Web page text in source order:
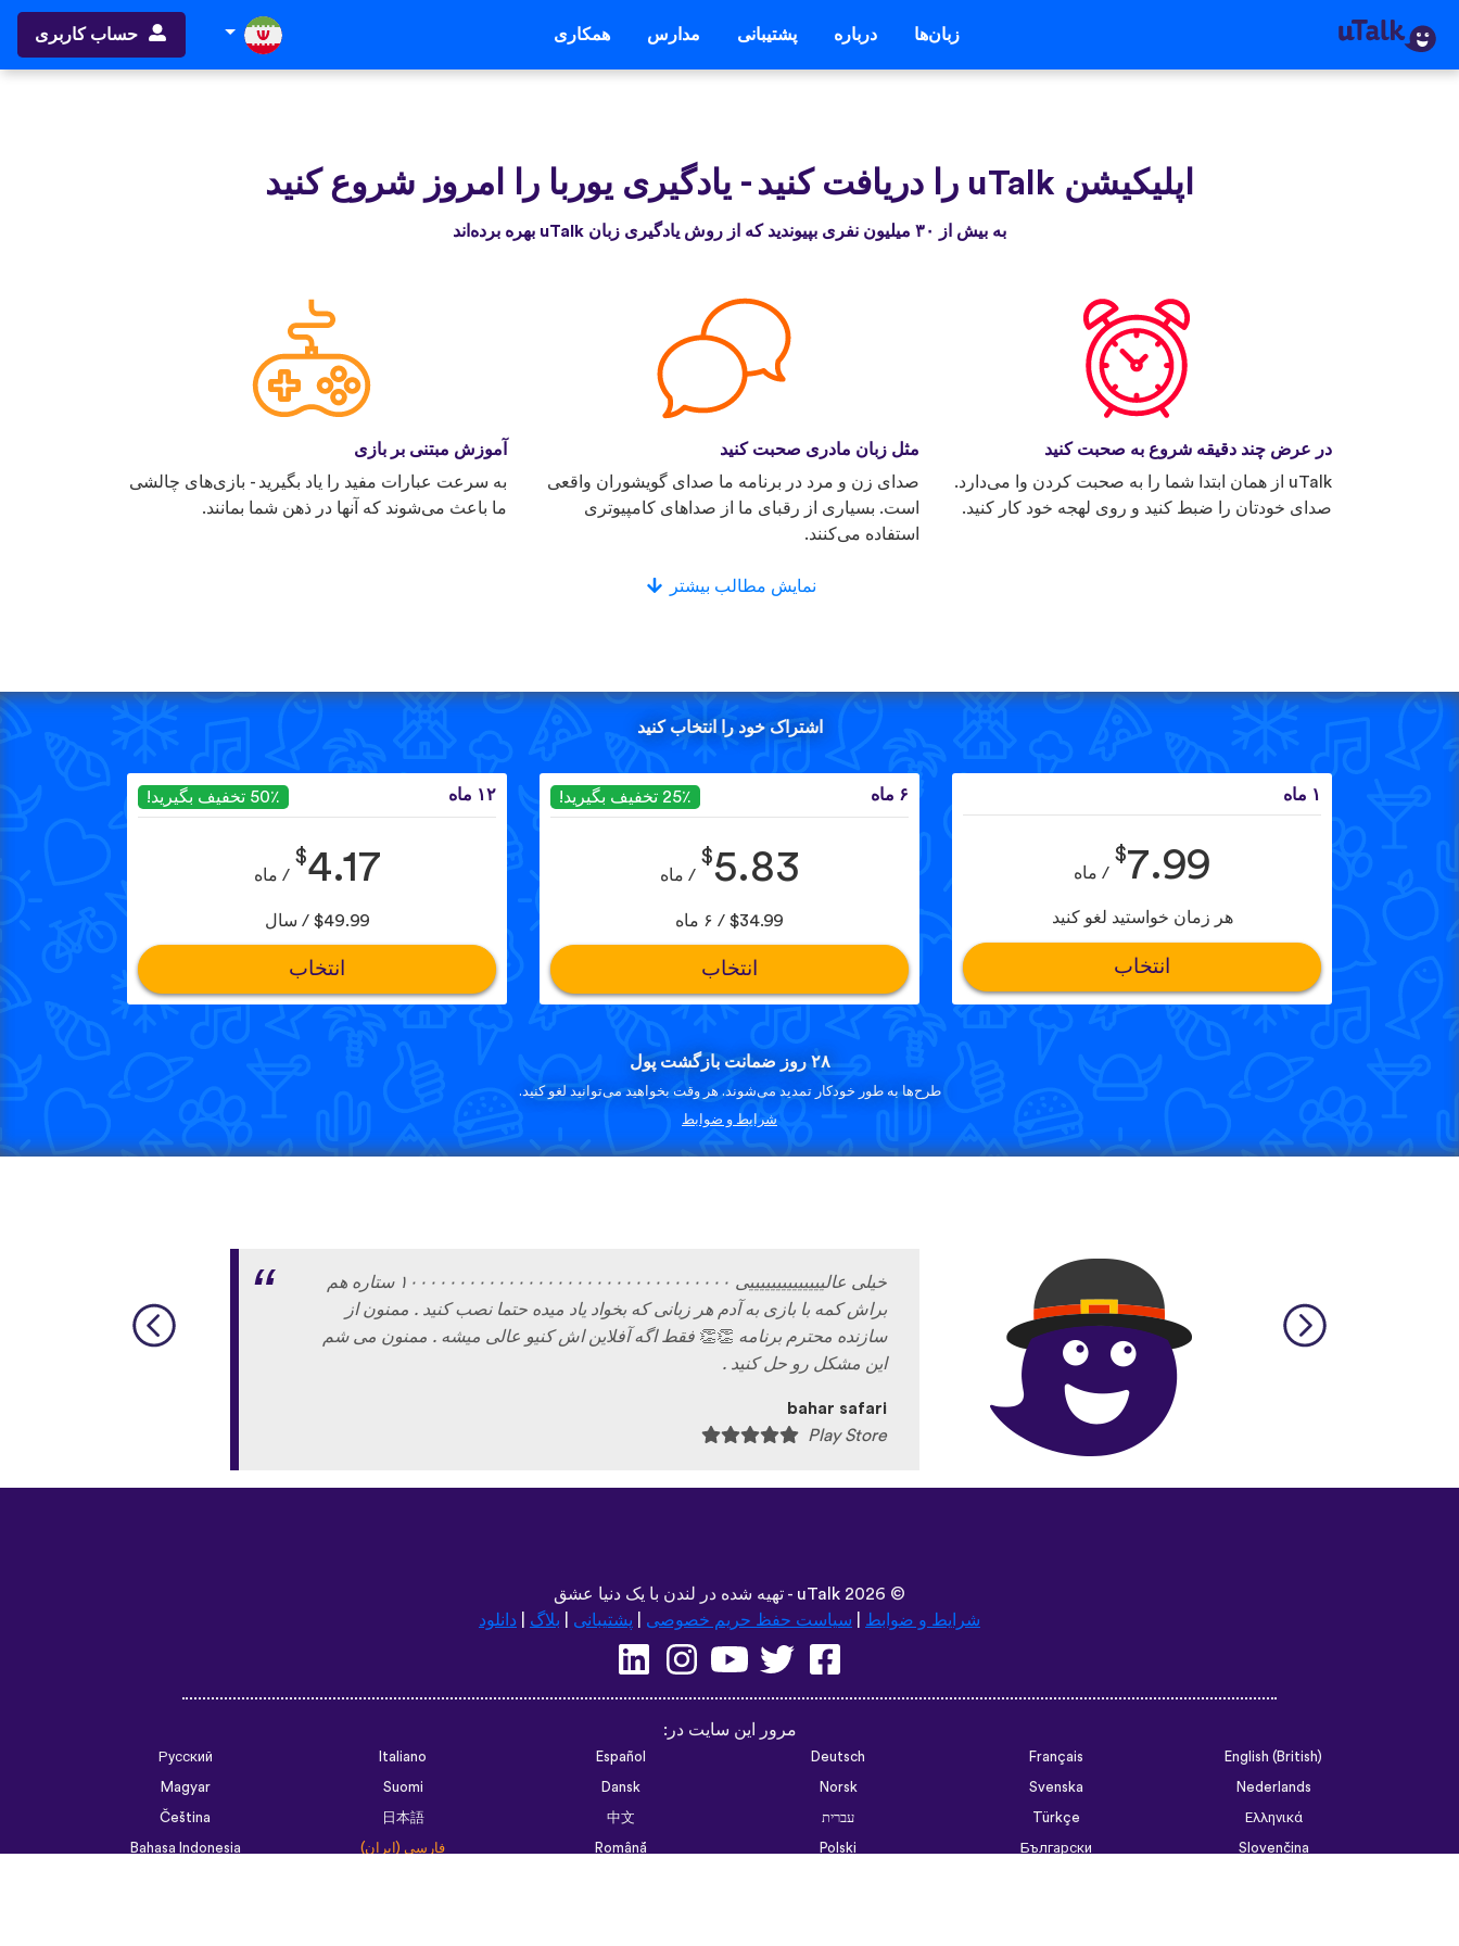
زبان‌ها درباره پشتیبانی مدارس همکاری حساب کاربری
اپلیکیشن uTalk‌ را دریافت کنید - یادگیری یوربا را امروز شروع کنید
به بیش از ۳۰ میلیون نفری بپیوندید که از روش یادگیری زبان uTalk بهره برده‌اند
در عرض چند دقیقه شروع به صحبت کنید
uTalk از همان ابتدا شما را به صحبت کردن وا می‌دارد.
صدای خودتان را ضبط کنید و روی لهجه خود کار کنید.
مثل زبان مادری صحبت کنید
صدای زن و مرد در برنامه ما صدای گویشوران واقعی
است. بسیاری از رقبای ما از صداهای کامپیوتری
استفاده می‌کنند.
آموزش مبتنی بر بازی
به سرعت عبارات مفید را یاد بگیرید - بازی‌های چالشی
ما باعث می‌شوند که آنها در ذهن شما بمانند.
نمایش مطالب بیشتر
اشتراک خود را انتخاب کنید
۱ ماه
$7.99 / ماه
هر زمان خواستید لغو کنید
انتخاب
۶ ماه 25٪ تخفیف بگیرید!
$5.83 / ماه
$34.99 / ۶ ماه
انتخاب
۱۲ ماه 50٪ تخفیف بگیرید!
$4.17 / ماه
$49.99 / سال
انتخاب
۲۸ روز ضمانت بازگشت پول
طرح‌ها به طور خودکار تمدید می‌شوند. هر وقت بخواهید می‌توانید لغو کنید.
شرایط و ضوابط
خیلی عالییییییییییییییی ۱۰۰۰۰۰۰۰۰۰۰۰۰۰۰۰۰۰۰۰۰۰۰۰۰۰۰۰۰۰۰۰۰۰ ستاره هم
براش کمه با بازی به آدم هر زبانی که بخواد یاد میده حتما نصب کنید . ممنون از
سازنده محترم برنامه 👏
👏 فقط اگه آفلاین اش کنیو عالی میشه . ممنون می شم
این مشکل رو حل کنید .
bahar safari
Play Store
©
uTalk 2026 - تهیه شده در لندن با یک دنیا عشق
شرایط و ضوابط
سیاست حفظ حریم خصوصی پشتیبانی بلاگ دانلود
مرور این سایت در:
English (British)
Français
Deutsch
Español
Italiano
Русский
Nederlands
Svenska
Norsk
Dansk
Suomi
Magyar
Ελληνικά
Türkçe עברית 中文
日本語
Čeština
Slovenčina
Български
Polski
Română فارسی (ایران)
Bahasa Indonesia